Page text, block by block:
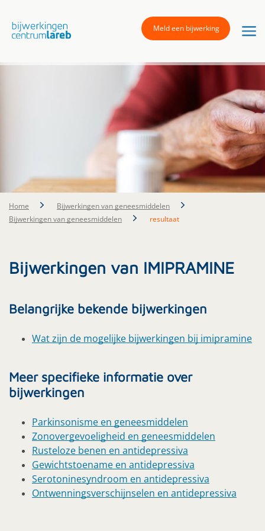
Meld een bijwerking
Home
Bijwerkingen van geneesmiddelen
Bijwerkingen van geneesmiddelen
resultaat
Bijwerkingen van IMIPRAMINE
Belangrijke bekende bijwerkingen
Wat zijn de mogelijke bijwerkingen bij imipramine
Meer specifieke informatie over
bijwerkingen
Parkinsonisme en geneesmiddelen
Zonovergevoeligheid en geneesmiddelen
Rusteloze benen en antidepressiva
Gewichtstoename en antidepressiva
Serotoninesyndroom en antidepressiva
Ontwenningsverschijnselen en antidepressiva